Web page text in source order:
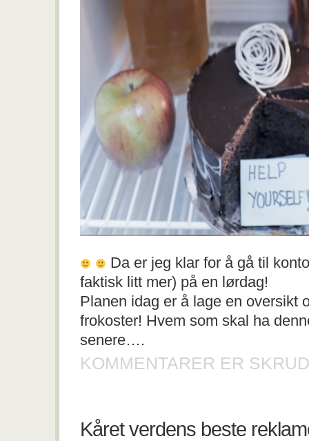
Da er jeg klar for å gå til
faktisk litt mer) på en lørdag!
Planen idag er å lage en oversikt
frokoster! Hvem som skal ha
senere….
KOMMENTARER ER
Kåret verdens beste